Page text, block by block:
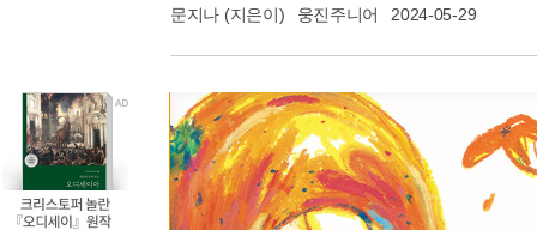
문지나 (지은이) 웅진주니어 2024-05-29